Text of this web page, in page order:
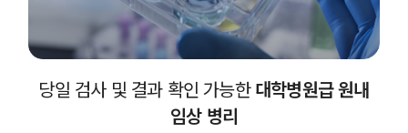
당일 검사 및 결과 확인 가능한대학병원급 원내
임상 병리